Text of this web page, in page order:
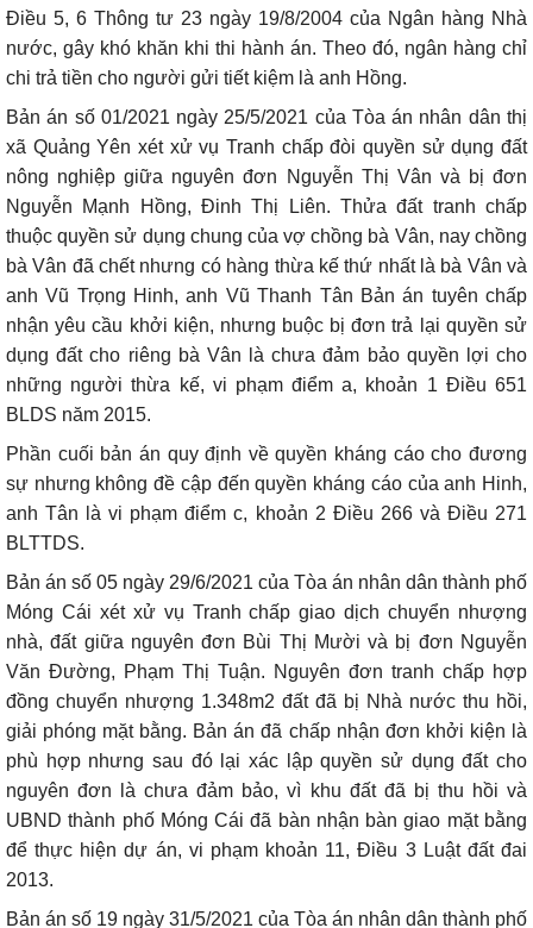
Điều 5, 6 Thông tư 23 ngày 19/8/2004 của Ngân hàng Nhà
nước, gây khó khăn khi thi hành án. Theo đó, ngân hàng chỉ
chi trả tiền cho người gửi tiết kiệm là anh Hồng.
Bản án số 01/2021 ngày 25/5/2021 của Tòa án nhân dân thị
xã Quảng Yên xét xử vụ Tranh chấp đòi quyền sử dụng đất
nông nghiệp giữa nguyên đơn Nguyễn Thị Vân và bị đơn
Nguyễn Mạnh Hồng, Đinh Thị Liên. Thửa đất tranh chấp
thuộc quyền sử dụng chung của vợ chồng bà Vân, nay chồng
bà Vân đã chết nhưng có hàng thừa kế thứ nhất là bà Vân và
anh Vũ Trọng Hinh, anh Vũ Thanh Tân Bản án tuyên chấp
nhận yêu cầu khởi kiện, nhưng buộc bị đơn trả lại quyền sử
dụng đất cho riêng bà Vân là chưa đảm bảo quyền lợi cho
những người thừa kế, vi phạm điểm a, khoản 1 Điều 651
BLDS năm 2015.
Phần cuối bản án quy định về quyền kháng cáo cho đương
sự nhưng không đề cập đến quyền kháng cáo của anh Hinh,
anh Tân là vi phạm điểm c, khoản 2 Điều 266 và Điều 271
BLTTDS.
Bản án số 05 ngày 29/6/2021 của Tòa án nhân dân thành phố
Móng Cái xét xử vụ Tranh chấp giao dịch chuyển nhượng
nhà, đất giữa nguyên đơn Bùi Thị Mười và bị đơn Nguyễn
Văn Đường, Phạm Thị Tuận. Nguyên đơn tranh chấp hợp
đồng chuyển nhượng 1.348m2 đất đã bị Nhà nước thu hồi,
giải phóng mặt bằng. Bản án đã chấp nhận đơn khởi kiện là
phù hợp nhưng sau đó lại xác lập quyền sử dụng đất cho
nguyên đơn là chưa đảm bảo, vì khu đất đã bị thu hồi và
UBND thành phố Móng Cái đã bàn nhận bàn giao mặt bằng
để thực hiện dự án, vi phạm khoản 11, Điều 3 Luật đất đai
2013.
Bản án số 19 ngày 31/5/2021 của Tòa án nhân dân thành phố